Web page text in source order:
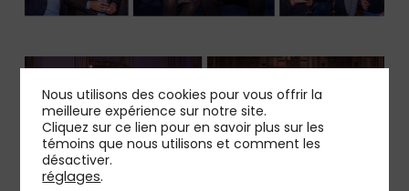
Nous utilisons des cookies pour vous offrir la
meilleure expérience sur notre site.
Cliquez sur ce lien pour en savoir plus sur les
témoins que nous utilisons et comment les
désactiver.
réglages.